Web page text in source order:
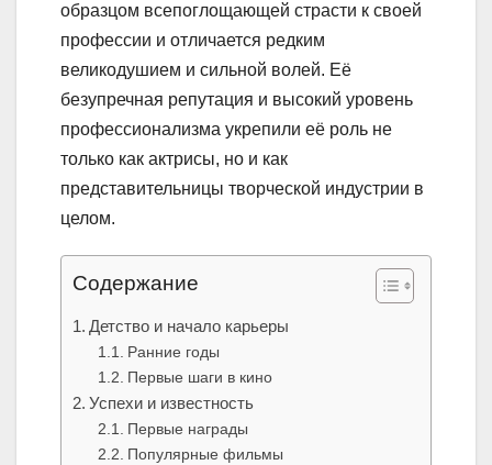
образцом всепоглощающей страсти к своей
профессии и отличается редким
великодушием и сильной волей. Её
безупречная репутация и высокий уровень
профессионализма укрепили её роль не
только как актрисы, но и как
представительницы творческой индустрии в
целом.
Содержание
Детство и начало карьеры
Ранние годы
Первые шаги в кино
Успехи и известность
Первые награды
Популярные фильмы